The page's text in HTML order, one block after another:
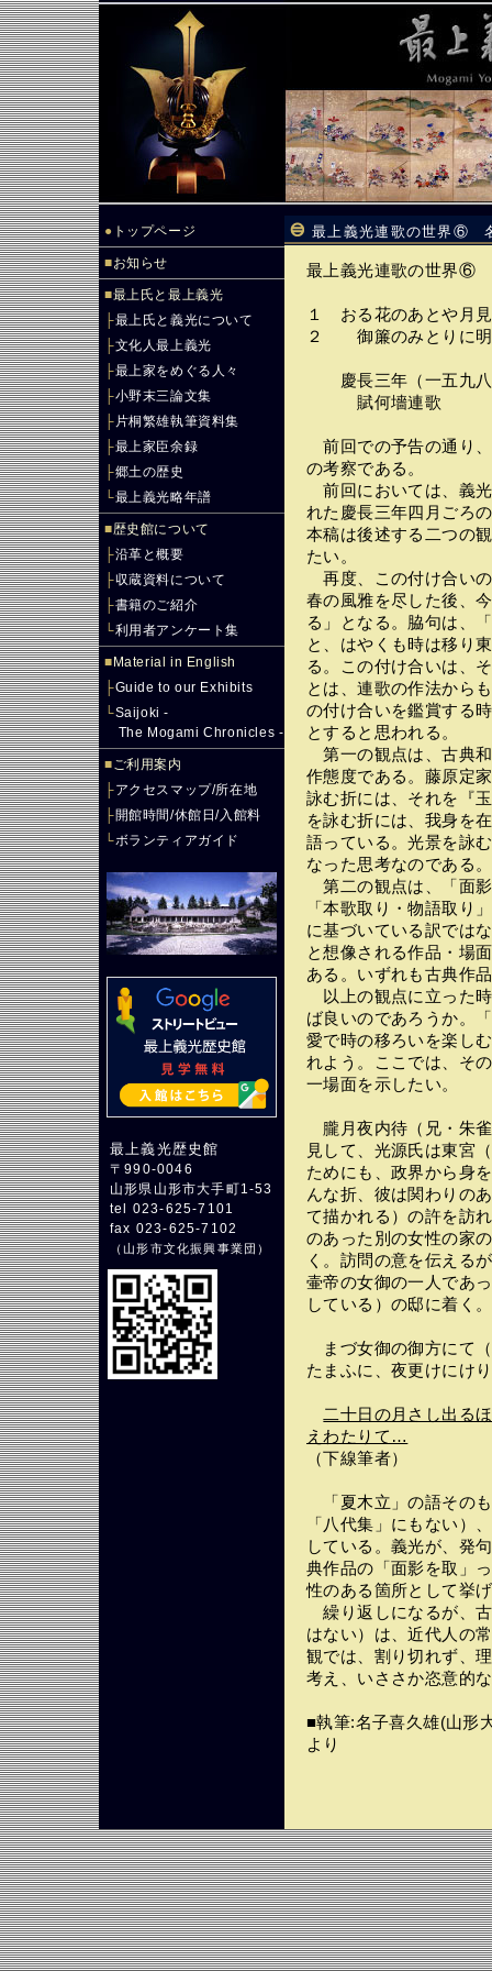
● トップページ
■お知らせ
■最上氏と最上義光
├最上氏と義光について
├文化人最上義光
├最上家をめぐる人々
├小野末三論文集
├ 片桐繁雄執筆資料集
├最上家臣余録
├郷土の歴史
└最上義光略年譜
■歴史館について
├沿革と概要
├収蔵資料について
├書籍のご紹介
└利用者アンケート集
■ Material in English
├Guide to our Exhibits
└Saijoki -
The Mogami Chronicles -
■ご利用案内
├アクセスマップ/所在地
├開館時間/休館日/入館料
└ボランティアガイド
最上義光歴史館
〒990-0046
山形県山形市大手町1-53
tel 023-625-7101
fax 023-625-7102
（山形市文化振興事業団 ）
最上義光連歌の世界⑥
最上義光連歌の世界⑥
１ おる花のあと
２ 御簾のみとり
慶長三年（一五九八
賦何墻連歌
前回での予告の通り
の考察である。
前回においては、義
れた慶長三年四月ごろ
本稿は後述する二つの
たい。
再度、この付け合い
春の風雅を尽した後、
る」となる。脇句は、
と、はやくも時は移り
る。この付け合いは、
とは、連歌の作法から
の付け合いを鑑賞する
とすると思われる。
第一の観点は、古典
作態度である。藤原定
詠む折には、それを『
を詠む折には、我身を
語っている。光景を詠
なった思考なのである。
第二の観点は、「面
「本歌取り・物語取り
に基づいている訳では
と想像される作品・場
ある。いずれも古典作
以上の観点に立った
ば良いのであろうか。
愛で時の移ろいを楽し
れよう。ここでは、そ
一場面を示したい。
朧月夜内待（兄・朱
見して、光源氏は東宮
ためにも、政界から身
んな折、彼は関わりの
て描かれる）の許を訪
のあった別の女性の家
く。訪問の意を伝える
壷帝の女御の一人であ
している）の邸に着く
まづ女御の御方にて
たまふに、夜更けにけ
二十日の月さし出る
えわたりて…
（下線筆者）
「夏木立」の語その
「八代集」にもない）
している。義光が、発
典作品の「面影を取」
性のある箇所として挙
繰り返しになるが、
はない）は、近代人の
観では、割り切れず、
考え、いささか恣意的
■執筆:名子喜久雄(山形
より